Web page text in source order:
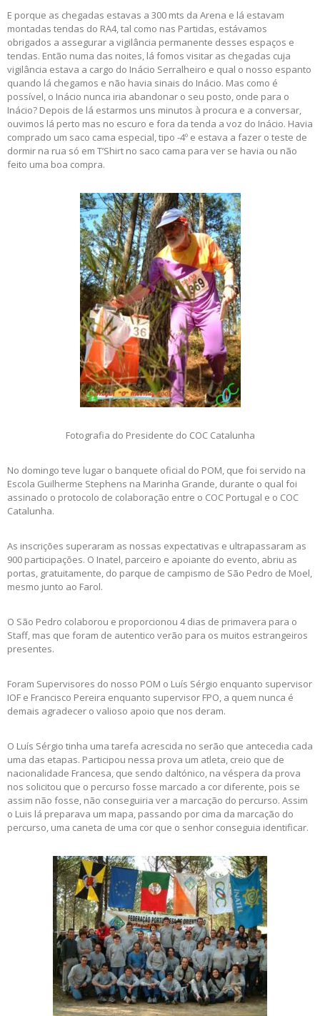
E porque as chegadas estavas a 300 mts da Arena e lá estavam
montadas tendas do RA4, tal como nas Partidas, estávamos
obrigados a assegurar a vigilância permanente desses espaços e
tendas. Então numa das noites, lá fomos visitar as chegadas cuja
vigilância estava a cargo do Inácio Serralheiro e qual o nosso espanto
quando lá chegamos e não havia sinais do Inácio. Mas como é
possível, o Inácio nunca iria abandonar o seu posto, onde para o
Inácio? Depois de lá estarmos uns minutos à procura e a conversar,
ouvimos lá perto mas no escuro e fora da tenda a voz do Inácio. Havia
comprado um saco cama especial, tipo -4º e estava a fazer o teste de
dormir na rua só em T’Shirt no saco cama para ver se havia ou não
feito uma boa compra.
Fotografia do Presidente do COC Catalunha
No domingo teve lugar o banquete oficial do POM, que foi servido na
Escola Guilherme Stephens na Marinha Grande, durante o qual foi
assinado o protocolo de colaboração entre o COC Portugal e o COC
Catalunha.
As inscrições superaram as nossas expectativas e ultrapassaram as
900 participações. O Inatel, parceiro e apoiante do evento, abriu as
portas, gratuitamente, do parque de campismo de São Pedro de Moel,
mesmo junto ao Farol.
O São Pedro colaborou e proporcionou 4 dias de primavera para o
Staff, mas que foram de autentico verão para os muitos estrangeiros
presentes.
Foram Supervisores do nosso POM o Luís Sérgio enquanto supervisor
IOF e Francisco Pereira enquanto supervisor FPO, a quem nunca é
demais agradecer o valioso apoio que nos deram.
O Luís Sérgio tinha uma tarefa acrescida no serão que antecedia cada
uma das etapas. Participou nessa prova um atleta, creio que de
nacionalidade Francesa, que sendo daltónico, na véspera da prova
nos solicitou que o percurso fosse marcado a cor diferente, pois se
assim não fosse, não conseguiria ver a marcação do percurso. Assim
o Luis lá preparava um mapa, passando por cima da marcação do
percurso, uma caneta de uma cor que o senhor conseguia identificar.